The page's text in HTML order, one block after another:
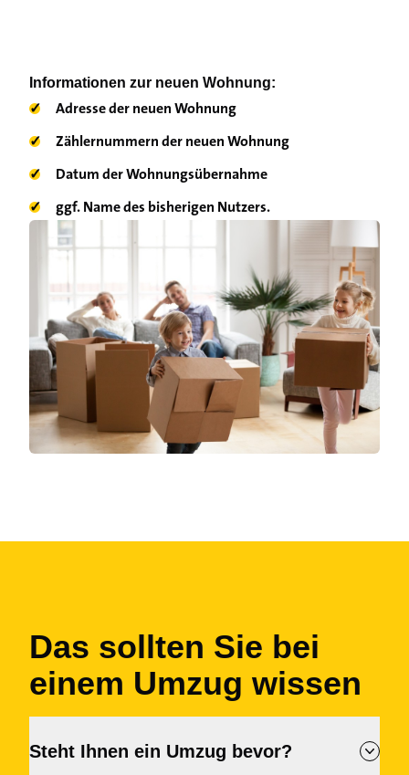
Informationen zur neuen Wohnung:
✓
Adresse der neuen Wohnung
✓
Zählernummern der neuen Wohnung
✓
Datum der Wohnungsübernahme
✓
ggf. Name des bisherigen Nutzers.
Das sollten Sie bei
einem Umzug wissen
Steht Ihnen ein Umzug bevor?